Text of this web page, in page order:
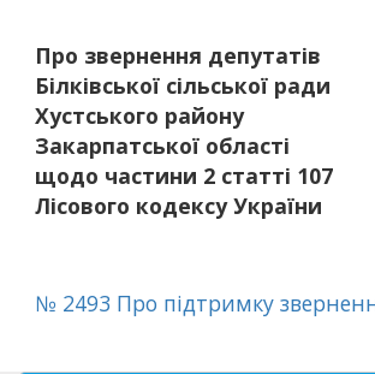
Про звернення депутатів
Білківської сільської ради
Хустського району
Закарпатської області
щодо частини 2 статті 107
Лісового кодексу України
№ 2493 Про підтримку